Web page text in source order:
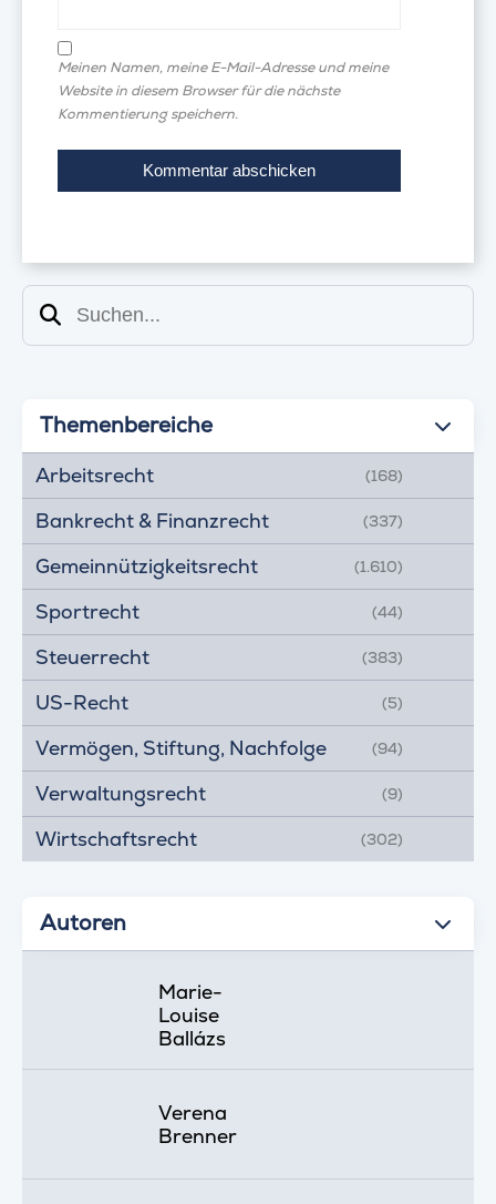
Meinen Namen, meine E-Mail-Adresse und meine
Website in diesem Browser für die nächste
Kommentierung speichern.
Suchen
Themenbereiche
Arbeitsrecht (168)
Bankrecht & Finanzrecht (337)
Gemeinnützigkeitsrecht (1.610)
Sportrecht (44)
Steuerrecht (383)
US-Recht (5)
Vermögen, Stiftung, Nachfolge (94)
Verwaltungsrecht (9)
Wirtschaftsrecht (302)
Autoren
Marie-
Louise
Ballázs
Verena
Brenner